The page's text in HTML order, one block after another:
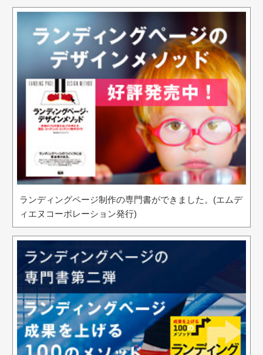
ランディングページ制作の専門書ができました。(エムデ
ィエヌコーポレーション発行)